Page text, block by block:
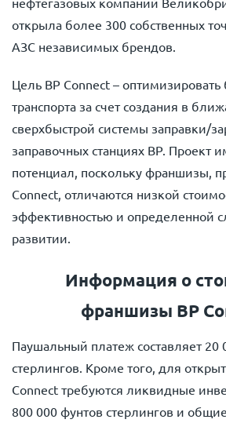
открыла более 300 собственных
АЗС независимых брендов.
Цель BP Connect –
транспорта за счет создания в
сверхбыстрой системы заправки/
заправочных станциях BP. Проект
потенциал, поскольку франшизы,
Connect, отличаются низкой
эффективностью и определенной
развитии.
Информация о
франшизы BP
Паушальный платеж составляет 20
стерлингов. Кроме того, для
Connect требуются ликвидные
800 000 фунтов стерлингов и